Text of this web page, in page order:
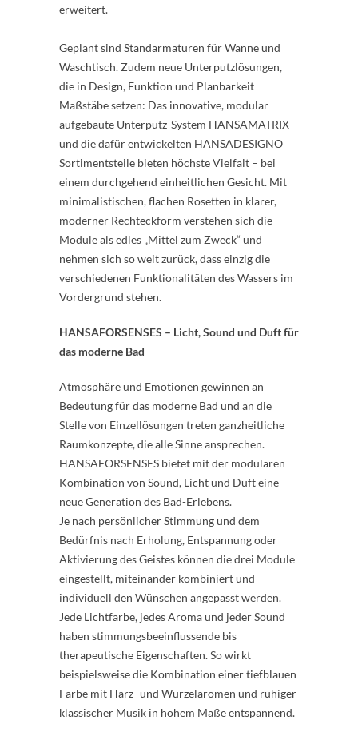
erweitert.
Geplant sind Standarmaturen für Wanne und
Waschtisch. Zudem neue Unterputzlösungen,
die in Design, Funktion und Planbarkeit
Maßstäbe setzen: Das innovative, modular
aufgebaute Unterputz-System HANSAMATRIX
und die dafür entwickelten HANSADESIGNO
Sortimentsteile bieten höchste Vielfalt – bei
einem durchgehend einheitlichen Gesicht. Mit
minimalistischen, flachen Rosetten in klarer,
moderner Rechteckform verstehen sich die
Module als edles „Mittel zum Zweck“ und
nehmen sich so weit zurück, dass einzig die
verschiedenen Funktionalitäten des Wassers im
Vordergrund stehen.
HANSAFORSENSES – Licht, Sound und Duft für
das moderne Bad
Atmosphäre und Emotionen gewinnen an
Bedeutung für das moderne Bad und an die
Stelle von Einzellösungen treten ganzheitliche
Raumkonzepte, die alle Sinne ansprechen.
HANSAFORSENSES bietet mit der modularen
Kombination von Sound, Licht und Duft eine
neue Generation des Bad-Erlebens.
Je nach persönlicher Stimmung und dem
Bedürfnis nach Erholung, Entspannung oder
Aktivierung des Geistes können die drei Module
eingestellt, miteinander kombiniert und
individuell den Wünschen angepasst werden.
Jede Lichtfarbe, jedes Aroma und jeder Sound
haben stimmungsbeeinflussende bis
therapeutische Eigenschaften. So wirkt
beispielsweise die Kombination einer tiefblauen
Farbe mit Harz- und Wurzelaromen und ruhiger
klassischer Musik in hohem Maße entspannend.